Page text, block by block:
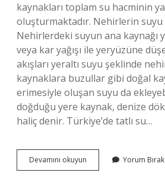
kaynakları toplam su hacminin
oluşturmaktadır. Nehirlerin
Nehirlerdeki suyun ana kaynağı
veya kar yağışı ile yeryüzüne
akışları yeraltı suyu şeklinde
kaynaklara buzullar gibi doğal
erimesiyle oluşan suyu da
doğduğu yere kaynak, denize
haliç denir. Türkiye’de tatlı su…
Devamını okuyun
Tatlı
Yorum Bırak